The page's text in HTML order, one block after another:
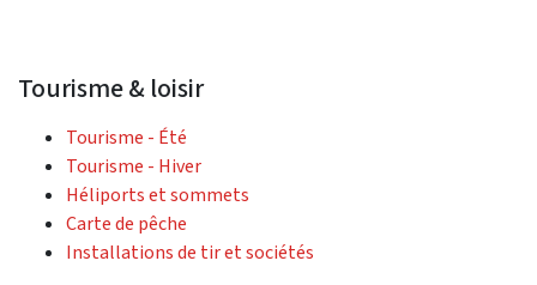
Tourisme & loisir
Tourisme - Été
Tourisme - Hiver
Héliports et sommets
Carte de pêche
Installations de tir et sociétés